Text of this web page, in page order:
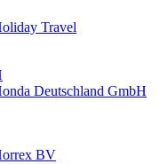
Travel
Deutschland GmbH
BV